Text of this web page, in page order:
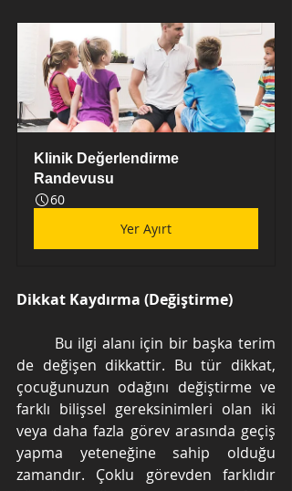
Klinik Değerlendirme
Randevusu
60
Yer Ayırt
Dikkat Kaydırma (Değiştirme)
de değişen dikkattir. Bu tür dikkat,
çocuğunuzun odağını değiştirme ve
farklı bilişsel gereksinimleri olan iki
veya daha fazla görev arasında geçiş
yapma yeteneğine sahip olduğu
zamandır. Çoklu görevden farklıdır